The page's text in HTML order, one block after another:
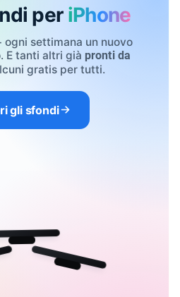
per iPhone
ogni settimana un nuovo
E tanti altri già pronti da
gratis per tutti.
gli sfondi